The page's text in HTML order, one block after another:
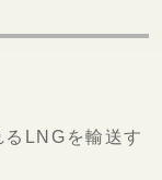
LNGを輸送す